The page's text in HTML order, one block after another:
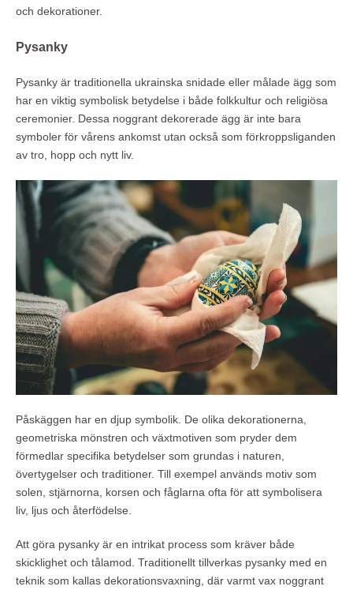
och dekorationer.
Pysanky
Pysanky är traditionella ukrainska snidade eller målade ägg som
har en viktig symbolisk betydelse i både folkkultur och religiösa
ceremonier. Dessa noggrant dekorerade ägg är inte bara
symboler för vårens ankomst utan också som förkroppsliganden
av tro, hopp och nytt liv.
Påskäggen har en djup symbolik. De olika dekorationerna,
geometriska mönstren och växtmotiven som pryder dem
förmedlar specifika betydelser som grundas i naturen,
övertygelser och traditioner. Till exempel används motiv som
solen, stjärnorna, korsen och fåglarna ofta för att symbolisera
liv, ljus och återfödelse.
Att göra pysanky är en intrikat process som kräver både
skicklighet och tålamod. Traditionellt tillverkas pysanky med en
teknik som kallas dekorationsvaxning, där varmt vax noggrant